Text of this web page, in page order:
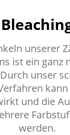
unserer
ist ein ganz
unser
und die
werden.